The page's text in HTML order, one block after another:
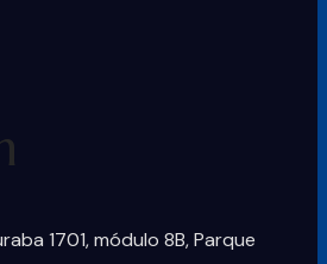
1701, módulo 8B, Parque